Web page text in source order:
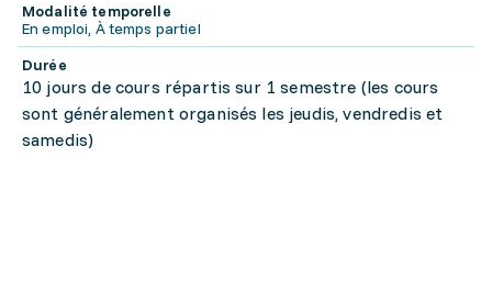
Modalité temporelle
En emploi, À temps partiel
Durée
10 jours de cours répartis sur 1 semestre (les cours
sont généralement organisés les jeudis, vendredis et
samedis)